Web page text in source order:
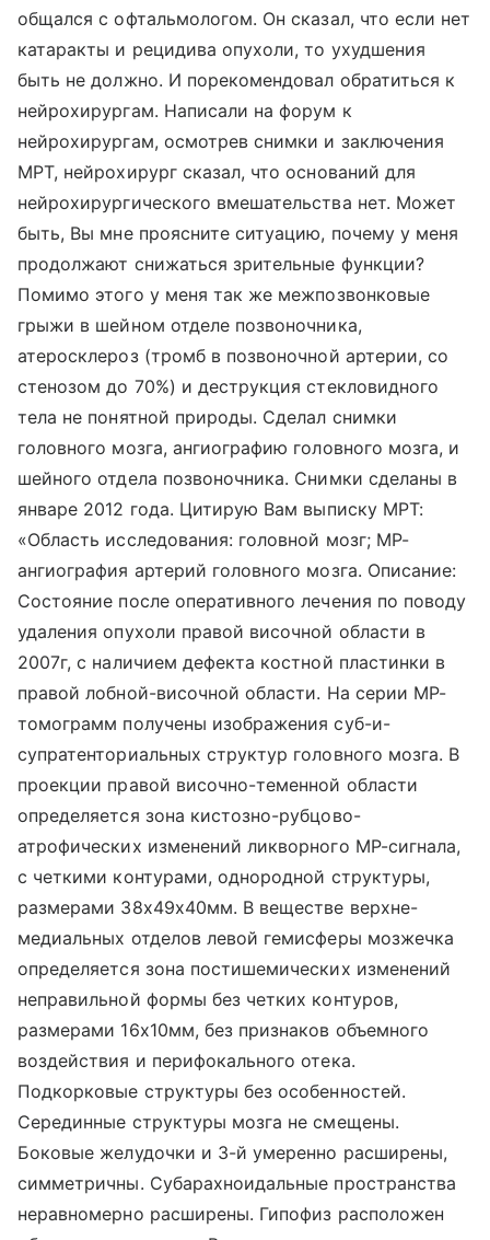
общался с офтальмологом. Он сказал, что если нет
катаракты и рецидива опухоли, то ухудшения
быть не должно. И порекомендовал обратиться к
нейрохирургам. Написали на форум к
нейрохирургам, осмотрев снимки и заключения
МРТ, нейрохирург сказал, что оснований для
нейрохирургического вмешательства нет. Может
быть, Вы мне проясните ситуацию, почему у меня
продолжают снижаться зрительные функции?
Помимо этого у меня так же межпозвонковые
грыжи в шейном отделе позвоночника,
атеросклероз (тромб в позвоночной артерии, со
стенозом до 70%) и деструкция стекловидного
тела не понятной природы. Сделал снимки
головного мозга, ангиографию головного мозга, и
шейного отдела позвоночника. Снимки сделаны в
январе 2012 года. Цитирую Вам выписку МРТ:
«Область исследования: головной мозг; МР-
ангиография артерий головного мозга. Описание:
Состояние после оперативного лечения по поводу
удаления опухоли правой височной области в
2007г, с наличием дефекта костной пластинки в
правой лобной-височной области. На серии МР-
томограмм получены изображения суб-и-
супратенториальных структур головного мозга. В
проекции правой височно-теменной области
определяется зона кистозно-рубцово-
атрофических изменений ликворного МР-сигнала,
с четкими контурами, однородной структуры,
размерами 38х49х40мм. В веществе верхне-
медиальных отделов левой гемисферы мозжечка
определяется зона постишемических изменений
неправильной формы без четких контуров,
размерами 16х10мм, без признаков объемного
воздействия и перифокального отека.
Подкорковые структуры без особенностей.
Серединные структуры мозга не смещены.
Боковые желудочки и 3-й умеренно расширены,
симметричны. Субарахноидальные пространства
неравномерно расширены. Гипофиз расположен